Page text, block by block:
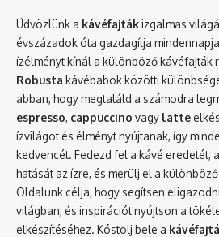
Üdvözlünk a kávéfajtákizgalmas
évszázadok óta gazdagítja
ízélményt kínál a különböző kávéfajták
Robusta kávébabok közötti
abban, hogy megtaláld a számodra
espresso, cappuccino vagy latte
ízvilágot és élményt nyújtanak, így
kedvencét. Fedezd fel a kávé eredetét,
hatását az ízre, és merülj el a
Oldalunk célja, hogy segítsen
világban, és inspirációt nyújtson a
elkészítéséhez. Kóstolj bele a